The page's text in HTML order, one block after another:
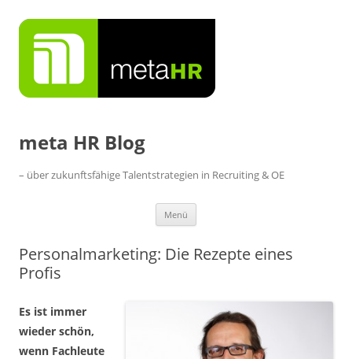
Inhalt
springen
meta HR Blog
– über zukunftsfähige Talentstrategien in Recruiting & OE
Menü
Personalmarketing: Die Rezepte eines
Profis
Es ist immer
wieder schön,
wenn Fachleute